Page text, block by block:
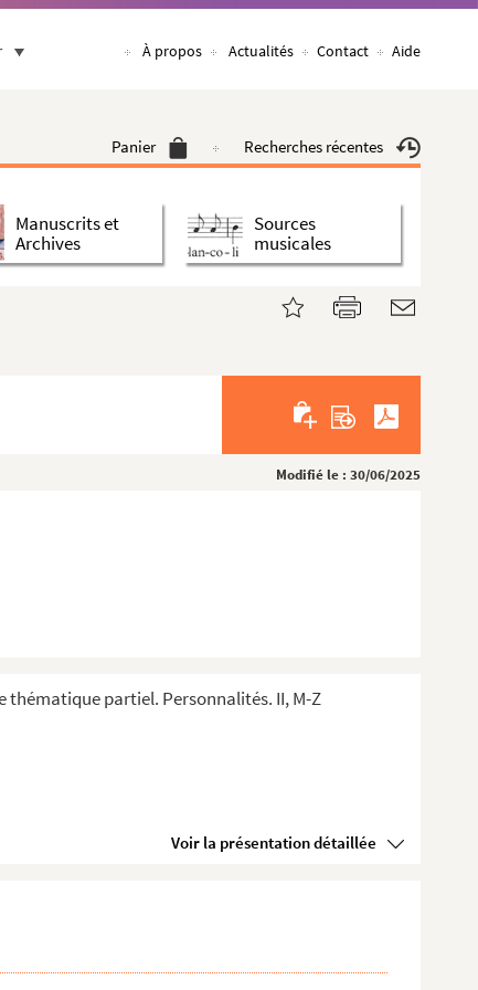
À propos Actualités Contact Aide
Panier Recherches récentes
Manuscrits et
Archives
Sources
musicales
Modifié le : 30/06/2025
thématique partiel. Personnalités. II, M-Z
Voir la présentation détaillée